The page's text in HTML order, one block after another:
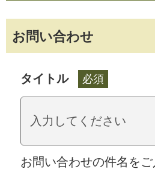
お問い合わせ
タイトル 必須
お問い合わせの件名をご